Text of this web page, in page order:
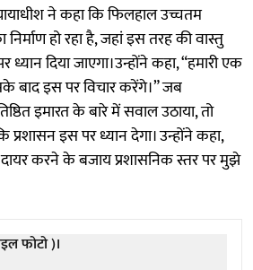
ने कहा कि फिलहाल उच्चतम
हो रहा है, जहां इस तरह की वास्तु
दिया जाएगा।उन्होंने कहा, “हमारी एक
बाद इस पर विचार करेंगे।” जब
इमारत के बारे में सवाल उठाया, तो
प्रशासन इस पर ध्यान देगा। उन्होंने कहा,
करने के बजाय प्रशासनिक स्तर पर मुझे